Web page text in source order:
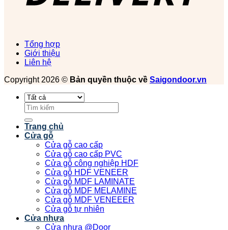
Tổng hợp
Giới thiệu
Liên hệ
Copyright 2026 © Bản quyền thuộc về Saigondoor.vn
Tìm
kiếm:
Trang chủ
Cửa gỗ
Cửa gỗ cao cấp
Cửa gỗ cao cấp PVC
Cửa gỗ công nghiệp HDF
Cửa gỗ HDF VENEER
Cửa gỗ MDF LAMINATE
Cửa gỗ MDF MELAMINE
Cửa gỗ MDF VENEEER
Cửa gỗ tự nhiên
Cửa nhựa
Cửa nhựa @Door